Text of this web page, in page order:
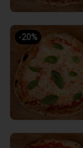
-20%